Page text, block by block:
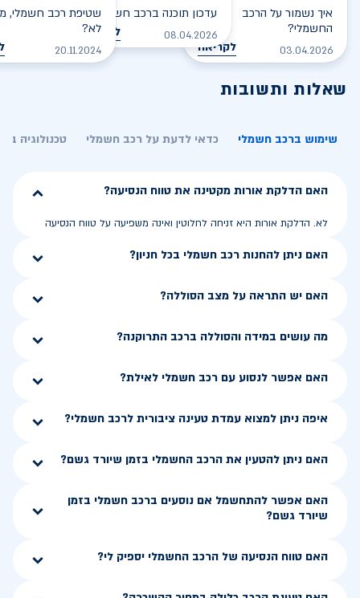
איך נשמור על הרכב
החשמלי?
03.04.2026 לקריאה
עדכון תוכנה ברכב חשמלי
08.04.2026 לקריאה
שטיפת רכב חשמלי,
לא?
20.11.2024
שאלות ותשובות
שימוש ברכב חשמלי כדאי לדעת על רכב חשמלי טכנולוגיה
האם הדלקת אורות מקטינה את טווח הנסיעה?
לא. הדלקת אורות היא זניחה לחלוטין ואינה משפיעה על טווח הנסיעה
האם ניתן להחנות רכב חשמלי בכל חניון?
האם יש התראה על מצב הסוללה?
מה עושים במידה והסוללה ברכב התרוקנה?
האם אפשר לנסוע עם רכב חשמלי לאילת?
איפה ניתן למצוא עמדת טעינה ציבורית לרכב חשמלי?
האם ניתן להטעין את הרכב החשמלי בזמן שיורד גשם?
האם אפשר להתחשמל אם נוסעים ברכב חשמלי בזמן
שיורד גשם?
האם טווח הנסיעה של הרכב החשמלי יספיק לי?